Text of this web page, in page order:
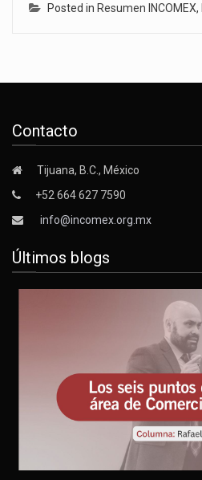
Posted in Resumen INCOMEX,
Contacto
Tijuana, B.C., México
+52 664 627 7590
info@incomex.org.mx
Últimos blogs